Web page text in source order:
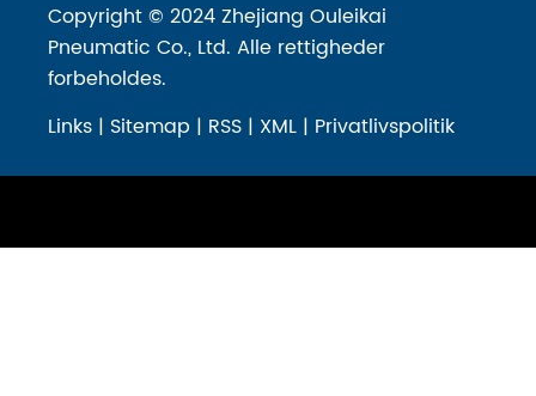
Copyright © 2024 Zhejiang Ouleikai
Pneumatic Co., Ltd. Alle rettigheder
forbeholdes.
Links | Sitemap | RSS | XML | Privatlivspolitik